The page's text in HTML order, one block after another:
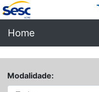
Home
Modalidade: